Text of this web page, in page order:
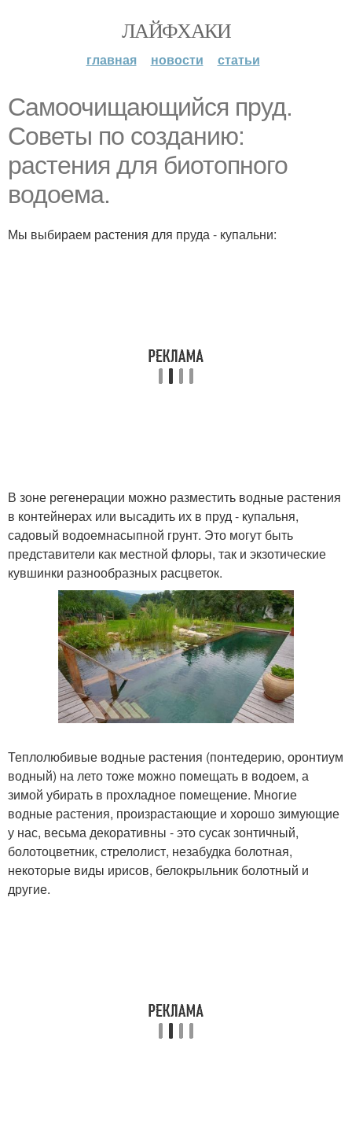
ЛАЙФХАКИ
главная новости статьи
Самоочищающийся пруд.
Советы по созданию:
растения для биотопного
водоема.
Мы выбираем растения для пруда - купальни:
В зоне регенерации можно разместить водные растения
в контейнерах или высадить их в пруд - купальня,
садовый водоемнасыпной грунт. Это могут быть
представители как местной флоры, так и экзотические
кувшинки разнообразных расцветок.
Теплолюбивые водные растения (понтедерию, оронтиум
водный) на лето тоже можно помещать в водоем, а
зимой убирать в прохладное помещение. Многие
водные растения, произрастающие и хорошо зимующие
у нас, весьма декоративны - это сусак зонтичный,
болотоцветник, стрелолист, незабудка болотная,
некоторые виды ирисов, белокрыльник болотный и
другие.